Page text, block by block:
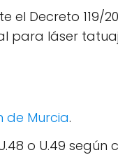
el Decreto 119/
para láser
de Murcia.
o U.49 según